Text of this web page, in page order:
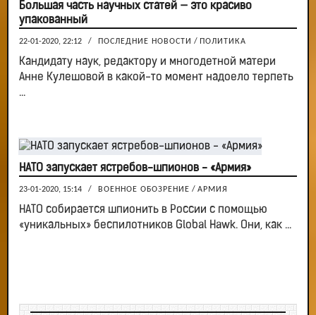
Большая часть научных статей — это красиво
упакованный
22-01-2020, 22:12 / ПОСЛЕДНИЕ НОВОСТИ / ПОЛИТИКА
Кандидату наук, редактору и многодетной матери
Анне Кулешовой в какой-то момент надоело терпеть
...
НАТО запускает ястребов-шпионов - «Армия»
23-01-2020, 15:14 / ВОЕННОЕ ОБОЗРЕНИЕ / АРМИЯ
НАТО собирается шпионить в России с помощью
«уникальных» беспилотников Global Hawk. Они, как ...